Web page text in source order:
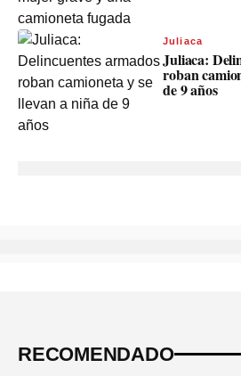
Juliaca
Juliaca:
roban
de 9 años
RECOMENDADO